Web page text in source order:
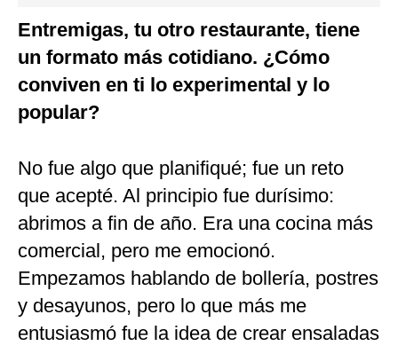
Entremigas, tu otro restaurante, tiene
un formato más cotidiano. ¿Cómo
conviven en ti lo experimental y lo
popular?
No fue algo que planifiqué; fue un reto
que acepté. Al principio fue durísimo:
abrimos a fin de año. Era una cocina más
comercial, pero me emocionó.
Empezamos hablando de bollería, postres
y desayunos, pero lo que más me
entusiasmó fue la idea de crear ensaladas